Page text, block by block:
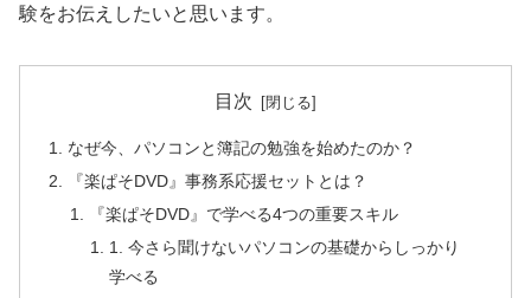
験をお伝えしたいと思います。
目次
なぜ今、パソコンと簿記の勉強を始めたのか？
『楽ぱそDVD』事務系応援セットとは？
『楽ぱそDVD』で学べる4つの重要スキル
1. 今さら聞けないパソコンの基礎からしっかり
学べる